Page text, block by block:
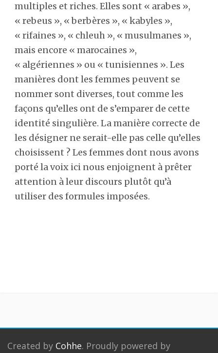
multiples et riches. Elles sont « arabes »,
« rebeus », « berbères », « kabyles »,
« rifaines », « chleuh », « musulmanes »,
mais encore « marocaines »,
« algériennes » ou « tunisiennes ». Les
manières dont les femmes peuvent se
nommer sont diverses, tout comme les
façons qu’elles ont de s’emparer de cette
identité singulière. La manière correcte de
les désigner ne serait-elle pas celle qu’elles
choisissent ? Les femmes dont nous avons
porté la voix ici nous enjoignent à prêter
attention à leur discours plutôt qu’à
utiliser des formules imposées.
Created by Cohhe. Proudly powered by